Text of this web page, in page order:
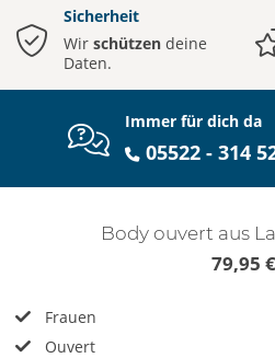
Sicherheit
Wir schützen deine
Daten.
Immer für dich da
05522 - 314
Body ouvert aus
79,95 €
Frauen
Ouvert